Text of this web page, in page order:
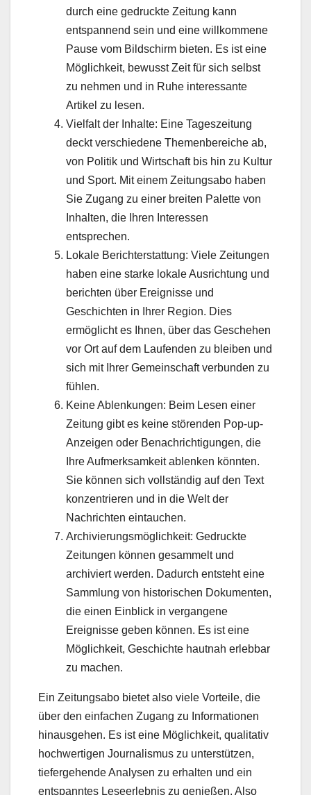
durch eine gedruckte Zeitung kann
entspannend sein und eine willkommene
Pause vom Bildschirm bieten. Es ist eine
Möglichkeit, bewusst Zeit für sich selbst
zu nehmen und in Ruhe interessante
Artikel zu lesen.
Vielfalt der Inhalte: Eine Tageszeitung
deckt verschiedene Themenbereiche ab,
von Politik und Wirtschaft bis hin zu Kultur
und Sport. Mit einem Zeitungsabo haben
Sie Zugang zu einer breiten Palette von
Inhalten, die Ihren Interessen
entsprechen.
Lokale Berichterstattung: Viele Zeitungen
haben eine starke lokale Ausrichtung und
berichten über Ereignisse und
Geschichten in Ihrer Region. Dies
ermöglicht es Ihnen, über das Geschehen
vor Ort auf dem Laufenden zu bleiben und
sich mit Ihrer Gemeinschaft verbunden zu
fühlen.
Keine Ablenkungen: Beim Lesen einer
Zeitung gibt es keine störenden Pop-up-
Anzeigen oder Benachrichtigungen, die
Ihre Aufmerksamkeit ablenken könnten.
Sie können sich vollständig auf den Text
konzentrieren und in die Welt der
Nachrichten eintauchen.
Archivierungsmöglichkeit: Gedruckte
Zeitungen können gesammelt und
archiviert werden. Dadurch entsteht eine
Sammlung von historischen Dokumenten,
die einen Einblick in vergangene
Ereignisse geben können. Es ist eine
Möglichkeit, Geschichte hautnah erlebbar
zu machen.
Ein Zeitungsabo bietet also viele Vorteile, die
über den einfachen Zugang zu Informationen
hinausgehen. Es ist eine Möglichkeit, qualitativ
hochwertigen Journalismus zu unterstützen,
tiefergehende Analysen zu erhalten und ein
entspanntes Leseerlebnis zu genießen. Also